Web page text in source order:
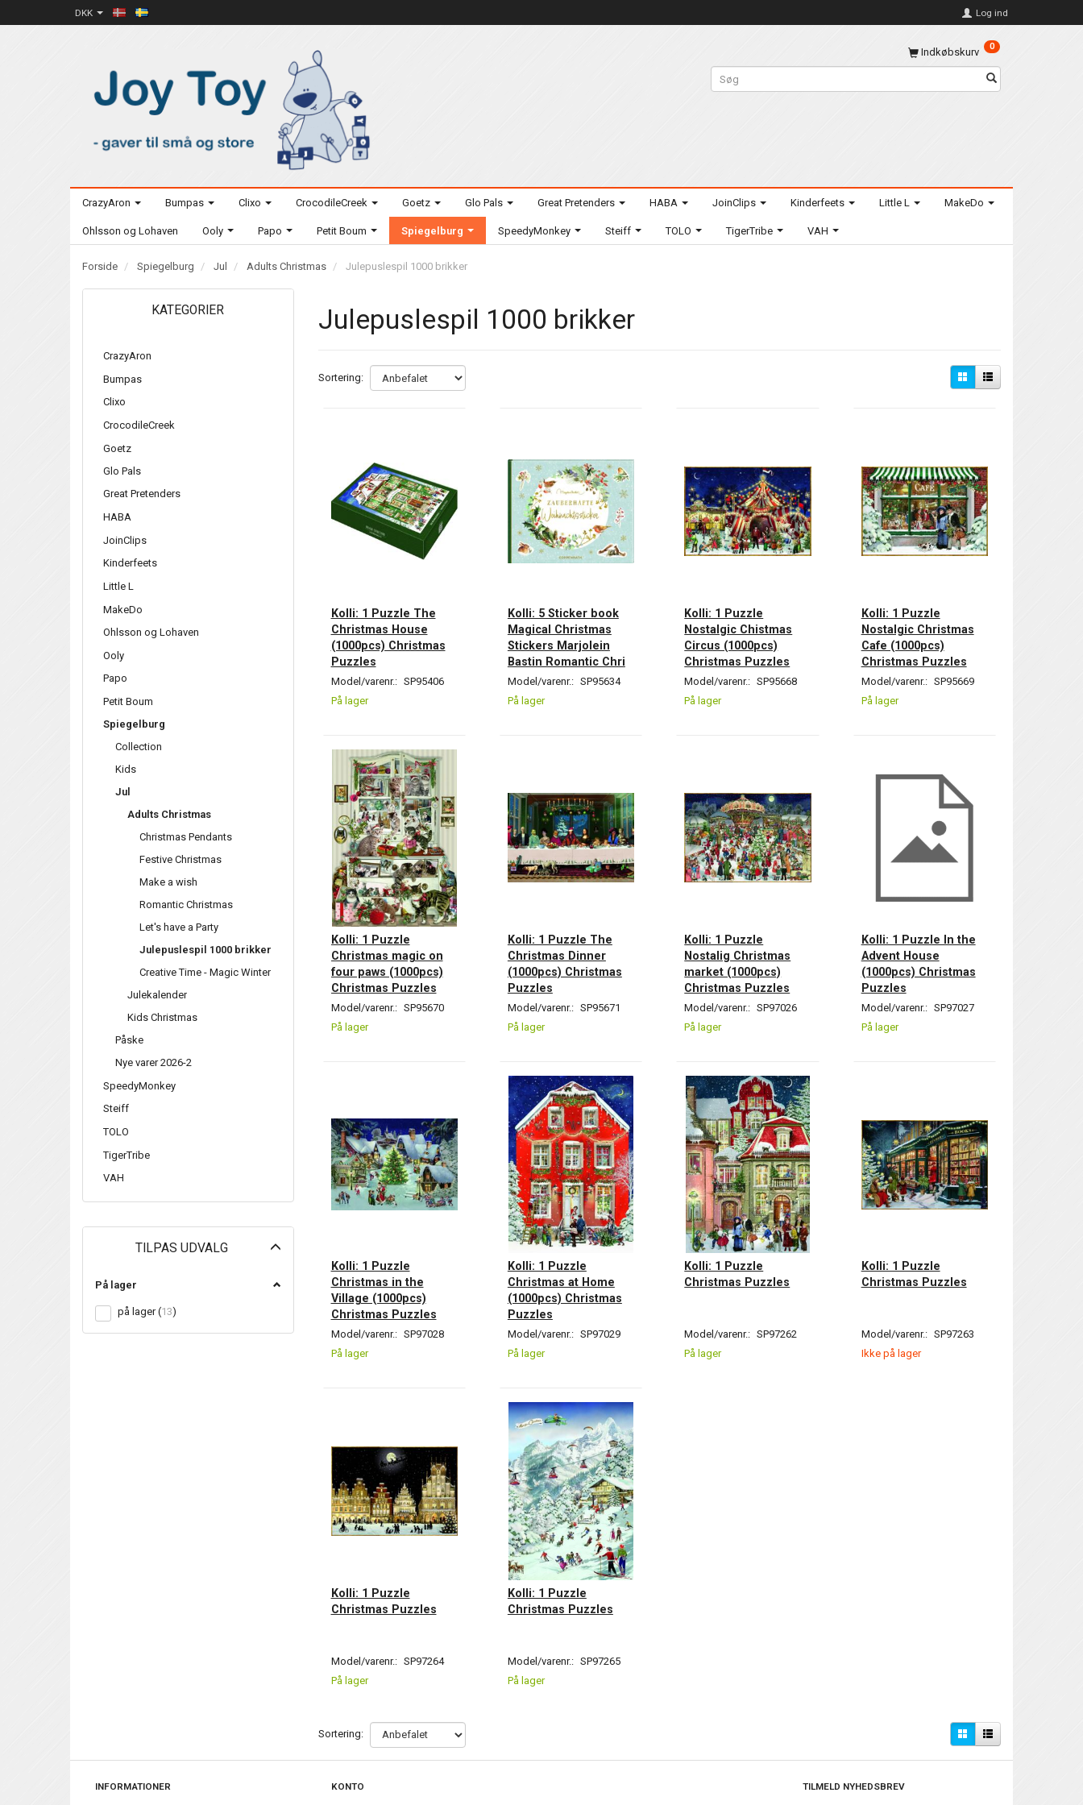
DKK Log ind
Indkøbskurv 0
CrazyAron Bumpas Clixo CrocodileCreek Goetz Glo Pals Great Pretenders HABA JoinClips Kinderfeets Little L MakeDo
Ohlsson og Lohaven Ooly Papo Petit Boum Spiegelburg SpeedyMonkey Steiff TOLO TigerTribe VAH
Forside Spiegelburg Jul Adults Christmas Julepuslespil 1000 brikker
KATEGORIER
CrazyAron
Bumpas
Clixo
CrocodileCreek
Goetz
Glo Pals
Great Pretenders
HABA
JoinClips
Kinderfeets
Little L
MakeDo
Ohlsson og Lohaven
Ooly
Papo
Petit Boum
Spiegelburg
Collection
Kids
Jul
Adults Christmas
Christmas Pendants
Festive Christmas
Make a wish
Romantic Christmas
Let's have a Party
Julepuslespil 1000 brikker
Creative Time - Magic Winter
Julekalender
Kids Christmas
Påske
Nye varer 2026-2
SpeedyMonkey
Steiff
TOLO
TigerTribe
VAH
TILPAS UDVALG
På lager
på lager(13)
Julepuslespil 1000 brikker
Sortering:
Kolli: 1 Puzzle The
Christmas House
(1000pcs) Christmas
Puzzles
Model/varenr.: SP95406
På lager
Kolli: 5 Sticker book
Magical Christmas
Stickers Marjolein
Bastin Romantic Chri
Model/varenr.: SP95634
På lager
Kolli: 1 Puzzle
Nostalgic Chistmas
Circus (1000pcs)
Christmas Puzzles
Model/varenr.: SP95668
På lager
Kolli: 1 Puzzle
Nostalgic Christmas
Cafe (1000pcs)
Christmas Puzzles
Model/varenr.: SP95669
På lager
Kolli: 1 Puzzle
Christmas magic on
four paws (1000pcs)
Christmas Puzzles
Model/varenr.: SP95670
På lager
Kolli: 1 Puzzle The
Christmas Dinner
(1000pcs) Christmas
Puzzles
Model/varenr.: SP95671
På lager
Kolli: 1 Puzzle
Nostalig Christmas
market (1000pcs)
Christmas Puzzles
Model/varenr.: SP97026
På lager
Kolli: 1 Puzzle In the
Advent House
(1000pcs) Christmas
Puzzles
Model/varenr.: SP97027
På lager
Kolli: 1 Puzzle
Christmas in the
Village (1000pcs)
Christmas Puzzles
Model/varenr.: SP97028
På lager
Kolli: 1 Puzzle
Christmas at Home
(1000pcs) Christmas
Puzzles
Model/varenr.: SP97029
På lager
Kolli: 1 Puzzle
Christmas Puzzles
Model/varenr.: SP97262
På lager
Kolli: 1 Puzzle
Christmas Puzzles
Model/varenr.: SP97263
Ikke på lager
Kolli: 1 Puzzle
Christmas Puzzles
Model/varenr.: SP97264
På lager
Kolli: 1 Puzzle
Christmas Puzzles
Model/varenr.: SP97265
På lager
Sortering:
INFORMATIONER KONTO TILMELD NYHEDSBREV